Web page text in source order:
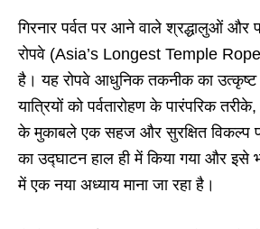
गिरनार पर्वत पर आने वाले श्रद्धालुओं और
रोपवे (Asia’s Longest Temple
है। यह रोपवे आधुनिक तकनीक का
यात्रियों को पर्वतारोहण के पारंपरिक
के मुकाबले एक सहज और सुरक्षित विकल्प
का उद्घाटन हाल ही में किया गया और इसे
में एक नया अध्याय माना जा रहा है।